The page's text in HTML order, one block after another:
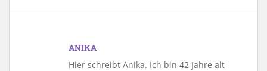
ANIKA
Hier schreibt Anika. Ich bin 42 Jahre alt